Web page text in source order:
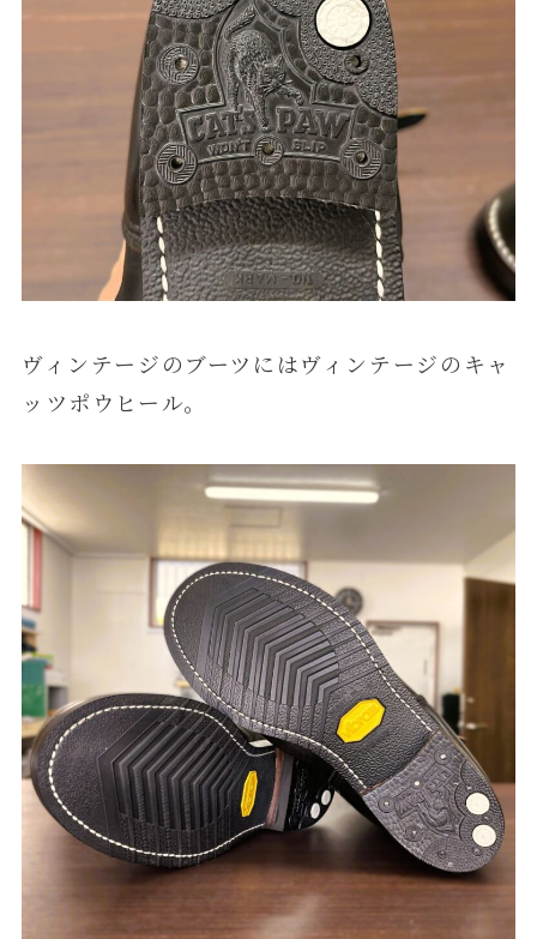
ヴィンテージのブーツにはヴィンテージのキャ
ッツポウヒール。